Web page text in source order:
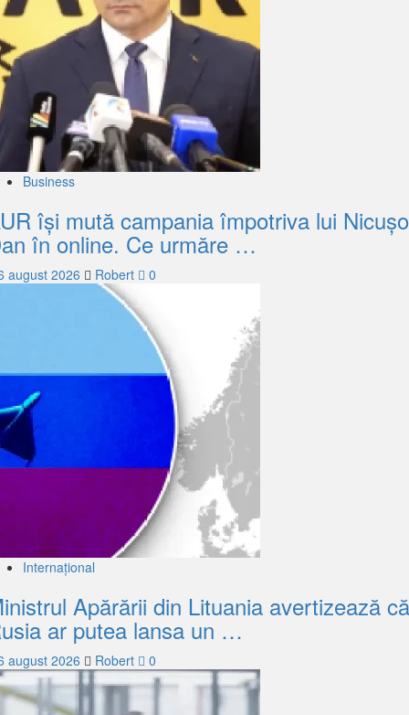
Business
își mută campania împotriva lui
în online. Ce urmăre …
august 2026 Robert 0
Internațional
Apărării din Lituania avertizează că
ar putea lansa un …
august 2026 Robert 0